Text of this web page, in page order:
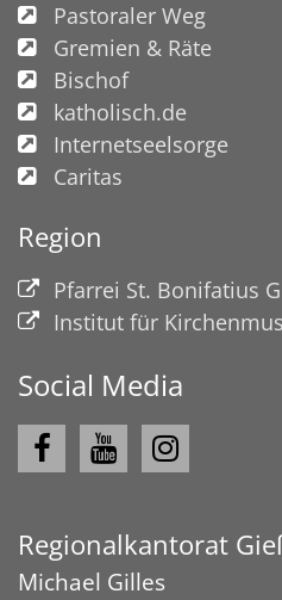
Pastoraler Weg
Gremien & Räte
Bischof
katholisch.de
Internetseelsorge
Caritas
Region
Pfarrei St. Bonifatius
Institut für
Social Media
Regionalkantorat
Michael Gilles